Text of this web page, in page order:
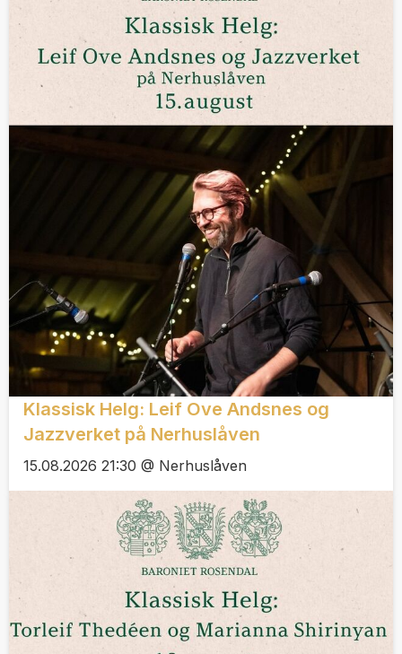
Klassisk Helg: Leif Ove Andsnes og
Jazzverket på Nerhuslåven
15.08.2026 21:30 @ Nerhuslåven